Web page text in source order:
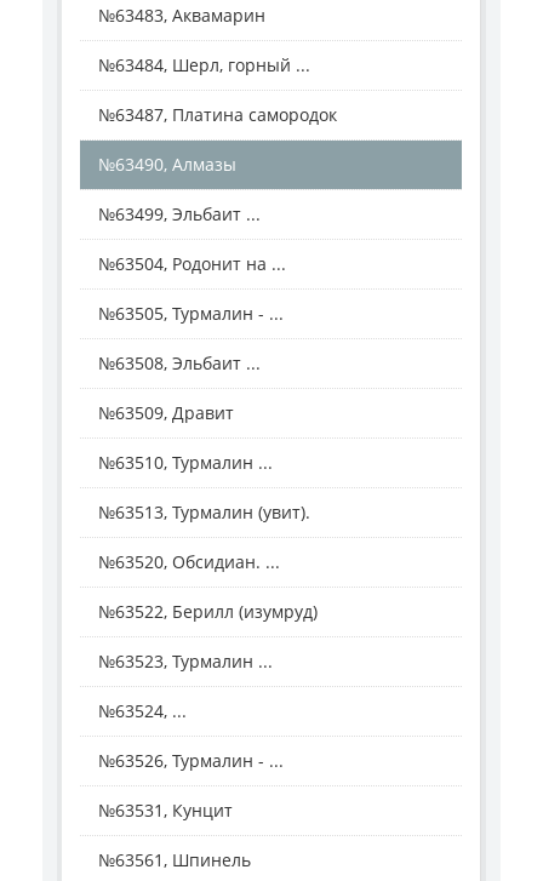
№63483, Аквамарин
№63484, Шерл, горный ...
№63487, Платина самородок
№63490, Алмазы
№63499, Эльбаит ...
№63504, Родонит на ...
№63505, Турмалин - ...
№63508, Эльбаит ...
№63509, Дравит
№63510, Турмалин ...
№63513, Турмалин (увит).
№63520, Обсидиан. ...
№63522, Берилл (изумруд)
№63523, Турмалин ...
№63524, ...
№63526, Турмалин - ...
№63531, Кунцит
№63561, Шпинель